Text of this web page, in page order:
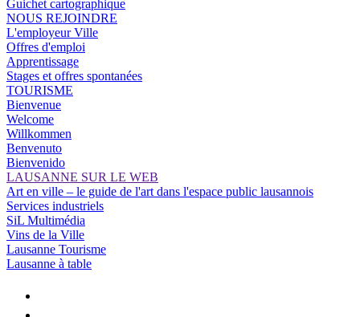
Guichet cartographique
NOUS REJOINDRE
L'employeur Ville
Offres d'emploi
Apprentissage
Stages et offres spontanées
TOURISME
Bienvenue
Welcome
Willkommen
Benvenuto
Bienvenido
LAUSANNE SUR LE WEB
Art en ville – le guide de l'art dans l'espace public lausannois
Services industriels
SiL Multimédia
Vins de la Ville
Lausanne Tourisme
Lausanne à table